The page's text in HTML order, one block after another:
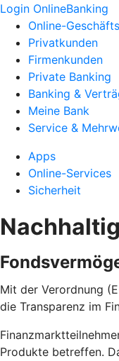
Login OnlineBanking
Online-
Privatkunden
Firmenkunden
Private Banking
Banking &
Meine Bank
Service &
Apps
Online-Services
Sicherheit
Mit der Verordnung
die Transparenz im
Produkte betreffen.